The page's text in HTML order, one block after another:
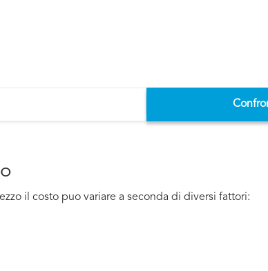
il costo puo variare a seconda di diversi fattori: